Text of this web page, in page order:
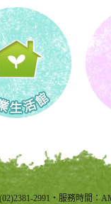
2991‧服務時間：